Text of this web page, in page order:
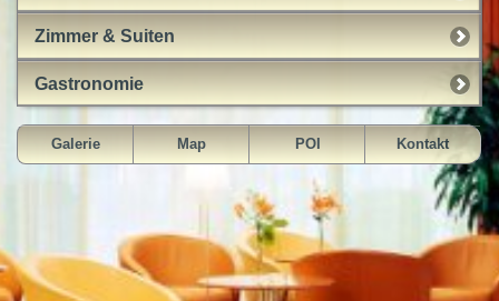
Zimmer & Suiten
Gastronomie
Galerie Map POI Kontakt